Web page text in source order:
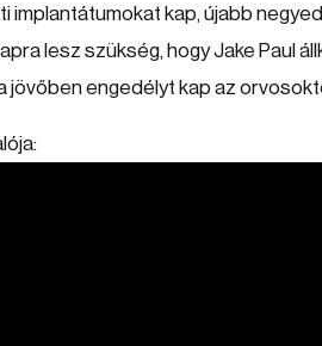
implantátumokat kap, újabb
lesz szükség, hogy Jake Paul
jövőben engedélyt kap az